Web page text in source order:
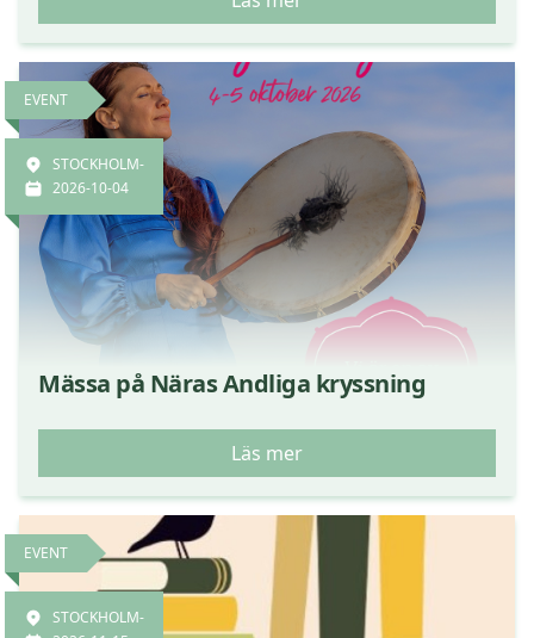
EVENT
STOCKHOLM-
2026-10-04
Mässa på Näras Andliga kryssning
Läs mer
EVENT
STOCKHOLM-